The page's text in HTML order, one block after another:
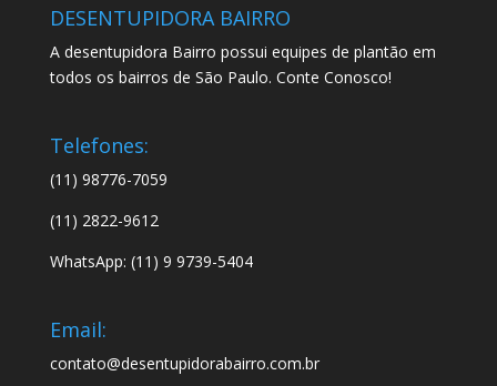
DESENTUPIDORA BAIRRO
A desentupidora Bairro possui equipes de plantão em
todos os bairros de São Paulo. Conte Conosco!
Telefones:
(11) 98776-7059
(11) 2822-9612
WhatsApp: (11) 9 9739-5404
Email:
contato@desentupidorabairro.com.br